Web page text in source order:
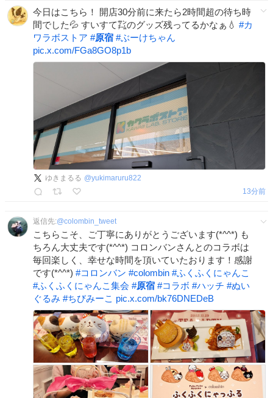
今日はこちら！ 開店30分前に来たら2時間超の待ち時
間でした💦 すいすて㌠のグッズ残ってるかなぁ💧 #カ
ワラボストア #原宿 #ぶーけちゃん
pic.x.com/FGa8GO8p1b
ゆきまるる @yukimaruru822
13分前
返信先:@colombin_tweet
こちらこそ、ご丁寧にありがとうございます(*^^*) も
ちろん大丈夫です(*^^*) コロンバンさんとのコラボは
毎回楽しく、幸せな時間を頂いていたおります！感謝
です(*^^*) #コロンバン #colombin #ふくふくにゃんこ
#ふくふくにゃんこ集会 #原宿 #コラボ #ハッチ #ぬい
ぐるみ #ちびみーこ pic.x.com/bk76DNEDeB